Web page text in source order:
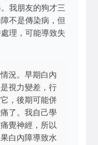
我朋友的狗才三
不是傳染病，但
理，可能導致失
況。早期白內
視力變差，行
，後期可能併
了。我自己學
覺神經，所以
白內障導致水